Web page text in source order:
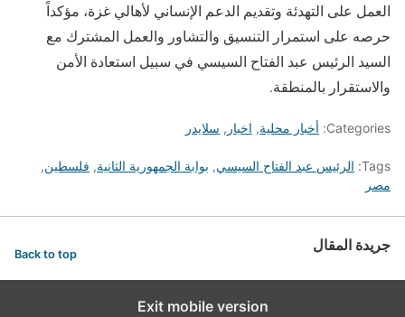
العمل على التهدئة وتقديم الدعم الإنساني لأهالي غزة، مؤكداً
حرصه على استمرار التنسيق والتشاور والعمل المشترك مع
السيد الرئيس عبد الفتاح السيسي في سبيل استعادة الأمن
والاستقرار بالمنطقة.
Categories: أخبار محلية, اخبار , سلايدر
Tags: الرئيس عبد الفتاح السيسي, بوابة الجمهورية الثانية, فلسطين,
مصر
جريدة المقال Back to top
Exit mobile version